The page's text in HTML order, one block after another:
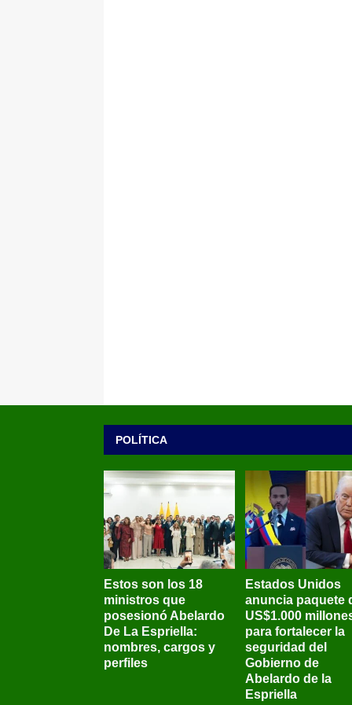
POLÍTICA
Estos son los 18
ministros que
posesionó Abelardo
De La Espriella:
nombres, cargos y
perfiles
Estados Unidos
anuncia paquete
US$1.000
para fortalecer la
seguridad del
Gobierno de
Abelardo de la
Espriella